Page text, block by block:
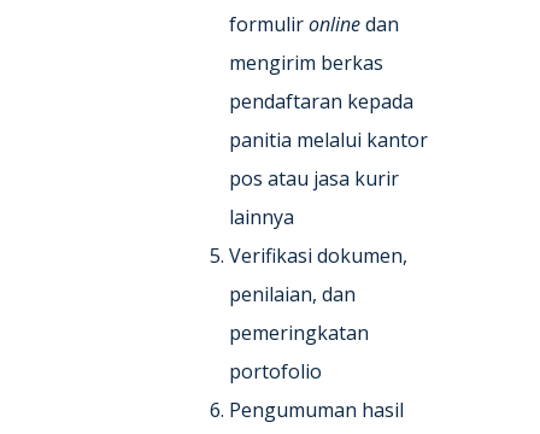
formulironlinedan
mengirim berkas
pendaftaran kepada
panitia melalui kantor
pos atau jasa kurir
lainnya
Verifikasi dokumen,
penilaian, dan
pemeringkatan
portofolio
Pengumuman hasil